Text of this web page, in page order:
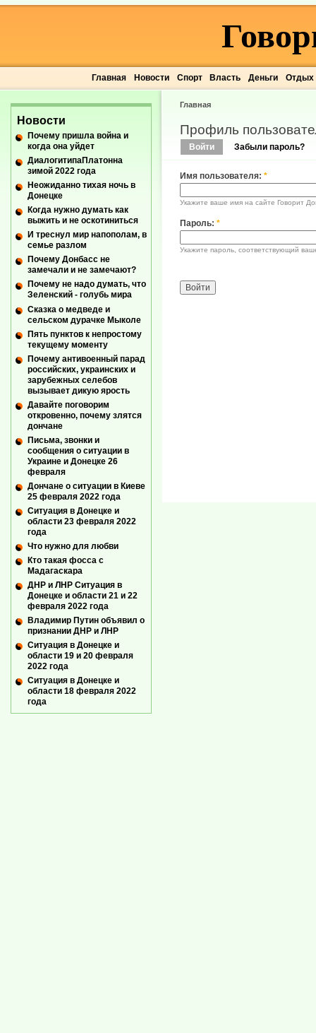
Главная Новости Спорт Власть Деньги Отдых
Главная
Профиль
Войти Забыли пароль?
Имя пользователя: *
Укажите ваше имя на сайте Говорит
Пароль: *
Укажите пароль, соответствующий
Новости
Почему пришла война и
когда она уйдет
ДиалогитипаПлатонна
зимой 2022 года
Неожиданно тихая ночь в
Донецке
Когда нужно думать как
выжить и не оскотиниться
И треснул мир напополам, в
семье разлом
Почему Донбасс не
замечали и не замечают?
Почему не надо думать, что
Зеленский - голубь мира
Сказка о медведе и
сельском дурачке Мыколе
Пять пунктов к непростому
текущему моменту
Почему антивоенный парад
российских, украинских и
зарубежных селебов
вызывает дикую ярость
Давайте поговорим
откровенно, почему злятся
дончане
Письма, звонки и
сообщения о ситуации в
Украине и Донецке 26
февраля
Дончане о ситуации в Киеве
25 февраля 2022 года
Ситуация в Донецке и
области 23 февраля 2022
года
Что нужно для любви
Кто такая фосса с
Мадагаскара
ДНР и ЛНР Ситуация в
Донецке и области 21 и 22
февраля 2022 года
Владимир Путин объявил о
признании ДНР и ЛНР
Ситуация в Донецке и
области 19 и 20 февраля
2022 года
Ситуация в Донецке и
области 18 февраля 2022
года